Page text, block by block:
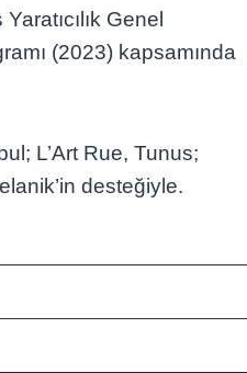
Genel
(2023) kapsamında
L’Art Rue, Tunus;
desteğiyle.